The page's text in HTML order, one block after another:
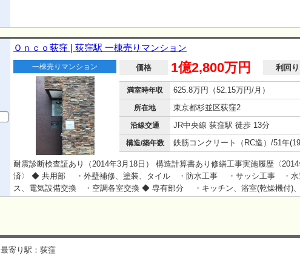
Ｏｎｃｏ荻窪 | 荻窪駅 一棟売りマンション
一棟売りマンション 価格 1億2,800万円 利回り
満室時年収 625.8万円（52.15万円/月）
所在地 東京都杉並区荻窪2
沿線交通 JR中央線 荻窪駅 徒歩 13分
構造/築年数
耐震診断検査証あり（2014年3月18日） 構造計算書あり修繕工事実施履歴〈
済〉 ◆ 共用部 ・外壁補修、塗装、タイル ・防水工事 ・サッシ工事 ・水
ス、電気設備交換 ・空調各室交換 ◆ 専有部分 ・キッチン、浴室(乾燥機付)
最寄り駅：荻窪